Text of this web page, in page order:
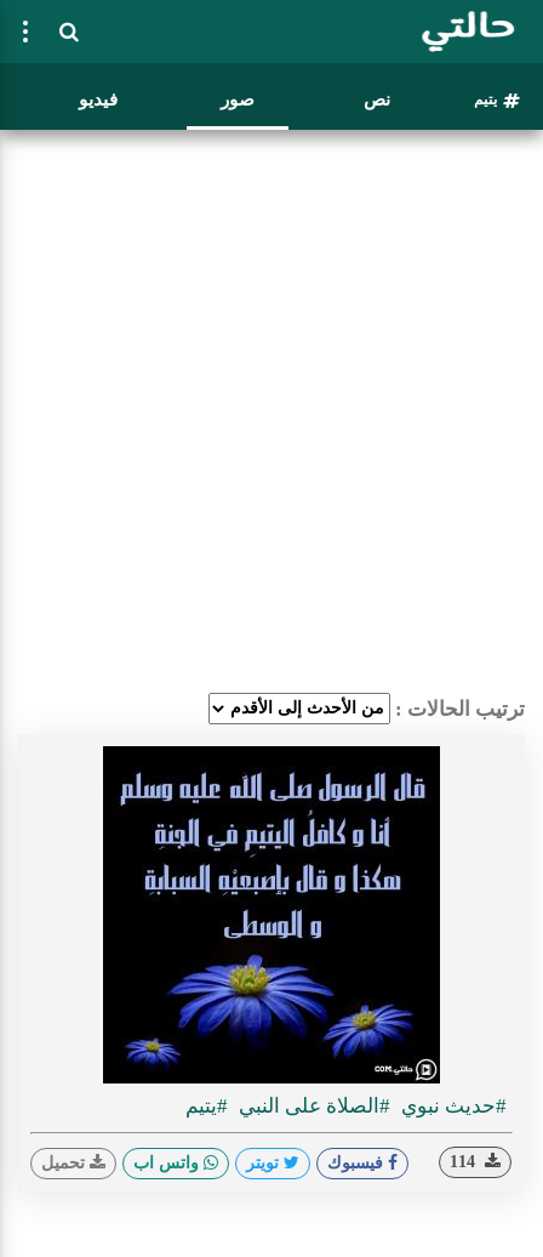
يتيم نص صور فيديو
ترتيب الحالات :
#حديث نبوي #الصلاة على النبي #يتيم
فيسبوك تويتر واتس اب تحميل